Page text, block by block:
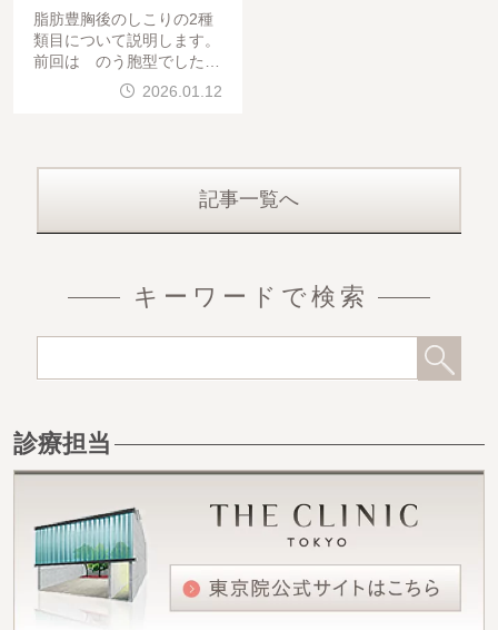
脂肪豊胸後のしこりの2種
類目について説明します。
前回は のう胞型でしたが
、本日は、混在型（壊死し
た脂肪のかたまりと液体が
体内に異物と
2026.01.12
記事一覧へ
キーワードで検索
診療担当